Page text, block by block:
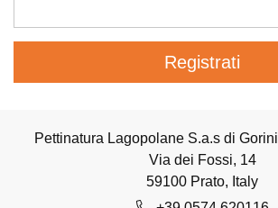
Registrati
Pettinatura Lagopolane S.a.s di
Via dei Fossi, 14
59100 Prato, Italy